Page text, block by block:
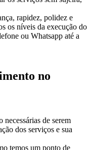
rapidez, polidez e
os níveis da execução do
ou Whatsapp até a
no
necessárias de serem
dos serviços e sua
temos um ponto de